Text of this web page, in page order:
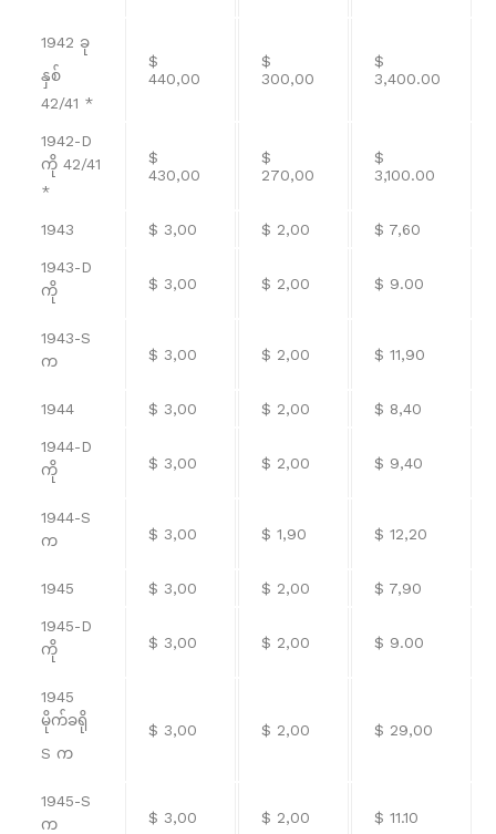
1942 ခု
နှစ်
42/41 *
$
440,00
$
300,00
$
3,400.00
1942-D
ကို 42/41
*
$
430,00
$
270,00
$
3,100.00
1943 $ 3,00 $ 2,00 $ 7,60
1943-D
ကို
$ 3,00 $ 2,00 $ 9.00
1943-S
က
$ 3,00 $ 2,00 $ 11,90
1944 $ 3,00 $ 2,00 $ 8,40
1944-D
ကို
$ 3,00 $ 2,00 $ 9,40
1944-S
က
$ 3,00 $ 1,90 $ 12,20
1945 $ 3,00 $ 2,00 $ 7,90
1945-D
ကို
$ 3,00 $ 2,00 $ 9.00
1945
မိုက်ခရို
S က
$ 3,00 $ 2,00 $ 29,00
1945-S
က
$ 3,00 $ 2,00 $ 11.10